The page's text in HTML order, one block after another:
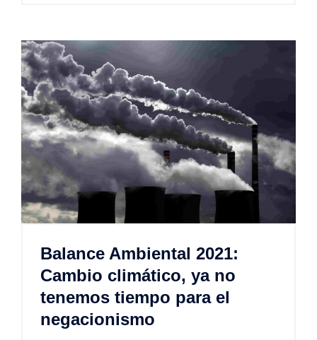
Balance Ambiental 2021:
Cambio climático, ya no
tenemos tiempo para el
negacionismo